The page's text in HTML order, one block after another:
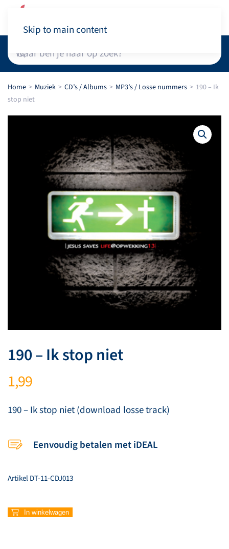
Skip to main content
Home Muziek CD’s / Albums MP3’s / Losse nummers
190 – Ik
stop niet
190 – Ik stop niet
1,99
190 – Ik stop niet (download losse track)
Eenvoudig betalen met iDEAL
ArtikelDT-11-CDJ013
190
In winkelwagen